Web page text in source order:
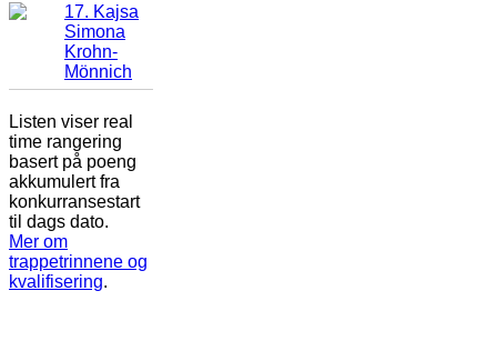
17. Kajsa
Simona
Krohn-
Mönnich
Listen viser real
time rangering
basert på poeng
akkumulert fra
konkurransestart
til dags dato.
Mer om
trappetrinnene og
kvalifisering.